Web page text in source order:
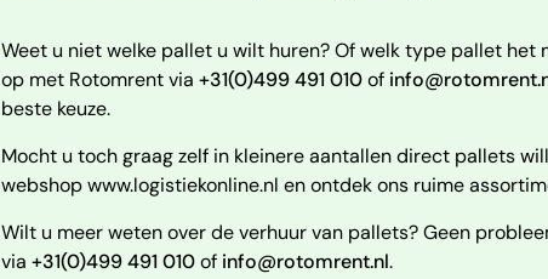
Weet u niet welke pallet u wilt huren? Of welk type pallet
op met Rotomrent via +31(0)499 491 010of
beste keuze.
Mocht u toch graag zelf in kleinere aantallen direct pallets
webshop www.logistiekonline.nl en ontdek ons ruime
Wilt u meer weten over de verhuur van pallets? Geen
via +31(0)499 491 010of info@rotomrent.nl.